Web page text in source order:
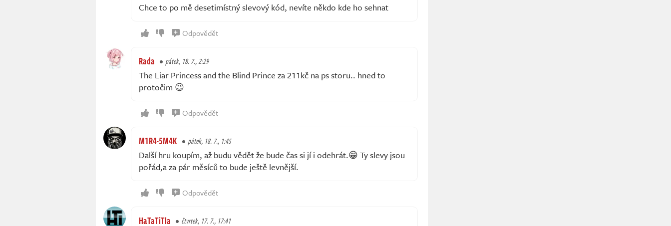
Chce to po mě desetimístný slevový kód, nevíte někdo kde ho sehnat
Odpovědět
Rada pátek, 18. 7., 2:29
The Liar Princess and the Blind Prince za 211kč na ps storu.. hned to
protočim 😉
Odpovědět
M1R4-5M4K pátek, 18. 7., 1:45
Další hru koupím, až budu vědět že bude čas si jí i odehrát.😁 Ty slevy jsou
pořád,a za pár měsíců to bude ještě levnější.
Odpovědět
HaTaTiTla čtvrtek, 17. 7., 17:41